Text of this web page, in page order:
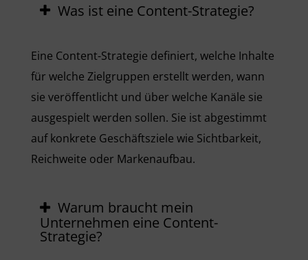
Was ist eine Content-Strategie?
Eine Content-Strategie definiert, welche Inhalte
für welche Zielgruppen erstellt werden, wann
sie veröffentlicht und über welche Kanäle sie
ausgespielt werden sollen. Sie ist abgestimmt
auf konkrete Geschäftsziele wie Sichtbarkeit,
Reichweite oder Markenaufbau.
Warum braucht mein
Unternehmen eine Content-
Strategie?